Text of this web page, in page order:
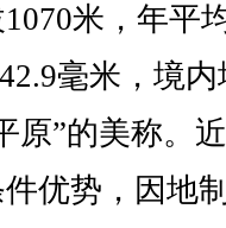
米，年平
毫米，境内
原”的美称。
优势，因地